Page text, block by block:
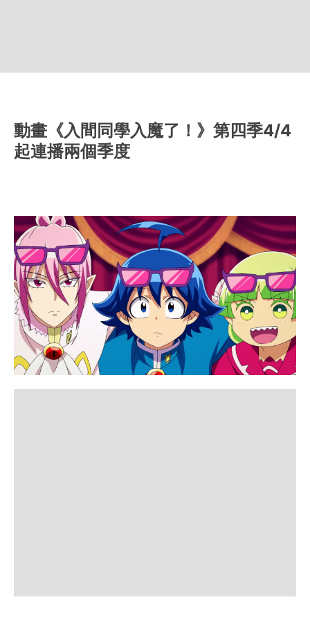
動畫《入間同學入魔了！》第四季4/4
起連播兩個季度